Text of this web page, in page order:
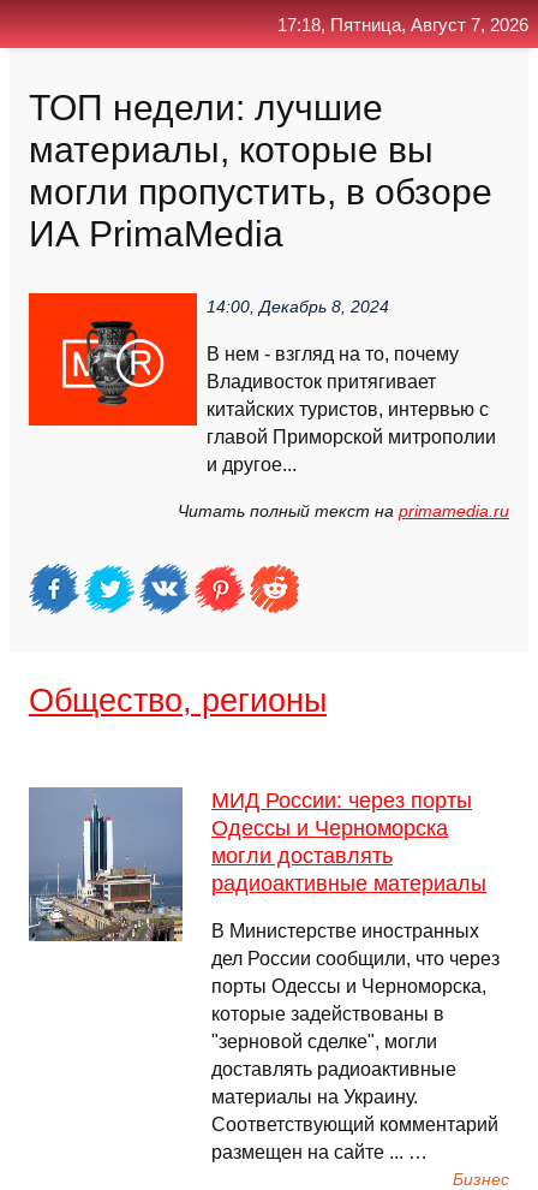
ТОП недели: лучшие
материалы, которые вы
могли пропустить, в обзоре
ИА PrimaMedia
14:00, Декабрь 8, 2024
В нем - взгляд на то, почему
Владивосток притягивает
китайских туристов, интервью с
главой Приморской митрополии
и другое...
Читать полный текст на primamedia.ru
Общество, регионы
МИД России: через порты
Одессы и Черноморска
могли доставлять
радиоактивные материалы
В Министерстве иностранных
дел России сообщили, что через
порты Одессы и Черноморска,
которые задействованы в
"зерновой сделке", могли
доставлять радиоактивные
материалы на Украину.
Соответствующий комментарий
размещен на сайте ... …
Бизнес
17:18, Пятница, Август 7, 2026